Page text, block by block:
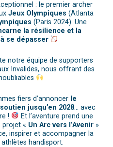
: le premier archer
Jeux Olympiques (Atlanta
(Paris 2024). Une
la résilience et la
se dépasser
notre équipe de supporters
Invalides, nous offrant des
fiers d’annoncer le
jusqu’en 2028… avec
!
Et l’aventure prend une
projet « Un Arc vers l’Avenir »
inspirer et accompagner la
handisport.